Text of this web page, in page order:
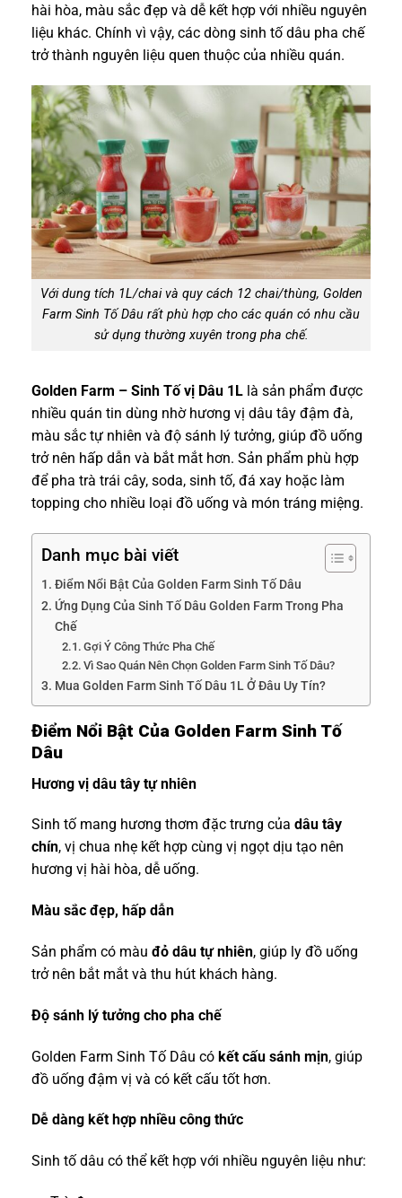
hài hòa, màu sắc đẹp và dễ kết hợp với nhiều nguyên
liệu khác. Chính vì vậy, các dòng sinh tố dâu pha chế
trở thành nguyên liệu quen thuộc của nhiều quán.
Với dung tích 1L/chai và quy cách 12 chai/thùng, Golden
Farm Sinh Tố Dâu rất phù hợp cho các quán có nhu cầu
sử dụng thường xuyên trong pha chế.
Golden Farm – Sinh Tố vị Dâu 1L là sản phẩm được
nhiều quán tin dùng nhờ hương vị dâu tây đậm đà,
màu sắc tự nhiên và độ sánh lý tưởng, giúp đồ uống
trở nên hấp dẫn và bắt mắt hơn. Sản phẩm phù hợp
để pha trà trái cây, soda, sinh tố, đá xay hoặc làm
topping cho nhiều loại đồ uống và món tráng miệng.
Danh mục bài viết
Điểm Nổi Bật Của Golden Farm Sinh Tố Dâu
Ứng Dụng Của Sinh Tố Dâu Golden Farm Trong Pha
Chế
Gợi Ý Công Thức Pha Chế
Vì Sao Quán Nên Chọn Golden Farm Sinh Tố Dâu?
Mua Golden Farm Sinh Tố Dâu 1L Ở Đâu Uy Tín?
Điểm Nổi Bật Của Golden Farm Sinh Tố
Dâu
Hương vị dâu tây tự nhiên
Sinh tố mang hương thơm đặc trưng của dâu tây
chín, vị chua nhẹ kết hợp cùng vị ngọt dịu tạo nên
hương vị hài hòa, dễ uống.
Màu sắc đẹp, hấp dẫn
Sản phẩm có màu đỏ dâu tự nhiên, giúp ly đồ uống
trở nên bắt mắt và thu hút khách hàng.
Độ sánh lý tưởng cho pha chế
Golden Farm Sinh Tố Dâu có kết cấu sánh mịn, giúp
đồ uống đậm vị và có kết cấu tốt hơn.
Dễ dàng kết hợp nhiều công thức
Sinh tố dâu có thể kết hợp với nhiều nguyên liệu như: